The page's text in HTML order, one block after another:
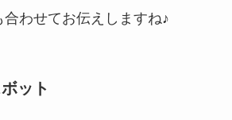
わせてお伝えしますね♪
ット